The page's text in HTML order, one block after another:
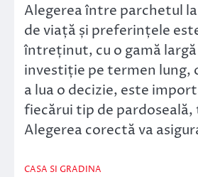
Alegerea între parchetul
de viață și preferințele
întreținut, cu o gamă
investiție pe termen lung,
a lua o decizie, este
fiecărui tip de
Alegerea corectă va
CASA SI GRADINA